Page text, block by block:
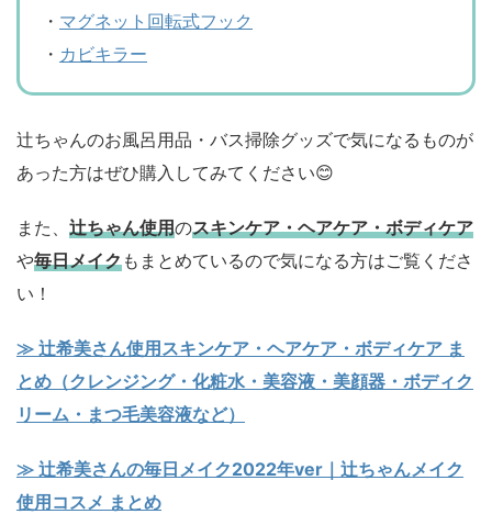
・ マグネット回転式フック
・ カビキラー
辻ちゃんのお風呂用品・バス掃除グッズで気になるものが
あった方はぜひ購入してみてください😊
また、 辻ちゃん使用のスキンケア・ヘアケア・ボディケア
や毎日メイクもまとめているので気になる方はご覧くださ
い！
≫ 辻希美さん使用スキンケア・ヘアケア・ボディケア ま
とめ（クレンジング・化粧水・美容液・美顔器・ボディク
リーム・まつ毛美容液など）
≫ 辻希美さんの毎日メイク2022年ver｜辻ちゃんメイク
使用コスメ まとめ